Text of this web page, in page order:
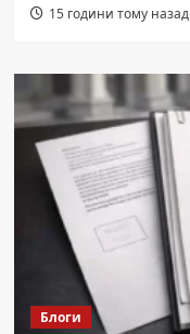
15 години тому назад
Блоги